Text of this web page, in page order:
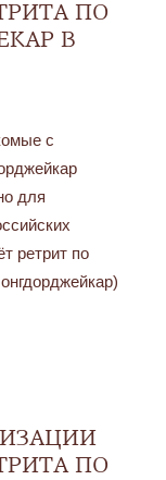
ПО
В
с
для
ретрит по
ПО